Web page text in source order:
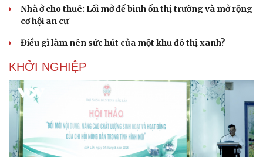
Nhà ở cho thuê: Lối mở để bình ổn thị trường và mở rộng
cơ hội an cư
Điều gì làm nên sức hút của một khu đô thị xanh?
KHỞI NGHIỆP